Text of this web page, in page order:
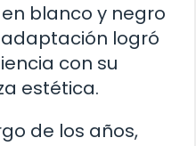
blanco y negro
logró
con su
estética.
de los años,